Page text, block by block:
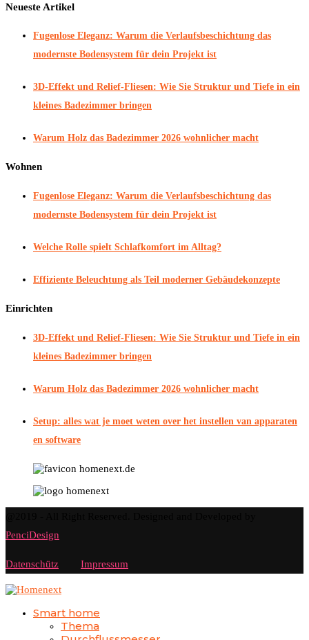
Neueste Artikel
Fugenlose Eleganz: Warum die Verlaufsbeschichtung das
modernste Bodensystem für dein Projekt ist
3D-Effekt und Relief-Fliesen: Wie Sie Struktur und Tiefe in ein
kleines Badezimmer bringen
Warum Holz das Badezimmer 2026 wohnlicher macht
Wohnen
Fugenlose Eleganz: Warum die Verlaufsbeschichtung das
modernste Bodensystem für dein Projekt ist
Welche Rolle spielt Schlafkomfort im Alltag?
Effiziente Beleuchtung als Teil moderner Gebäudekonzepte
Einrichten
3D-Effekt und Relief-Fliesen: Wie Sie Struktur und Tiefe in ein
kleines Badezimmer bringen
Warum Holz das Badezimmer 2026 wohnlicher macht
Setup: alles wat je moet weten over het instellen van apparaten
en software
PenciDesign
Datenschütz Impressum
Smart home
Thema